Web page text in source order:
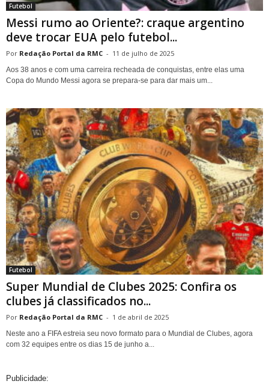
Futebol
Messi rumo ao Oriente?: craque argentino
deve trocar EUA pelo futebol...
Redação Portal da RMC - 11 de julho de 2025
Aos 38 anos e com uma carreira recheada de conquistas, entre elas uma
Copa do Mundo Messi agora se prepara-se para dar mais um...
Futebol
Super Mundial de Clubes 2025: Confira os
clubes já classificados no...
Redação Portal da RMC - 1 de abril de 2025
Neste ano a FIFA estreia seu novo formato para o Mundial de Clubes, agora
com 32 equipes entre os dias 15 de junho a...
Publicidade: